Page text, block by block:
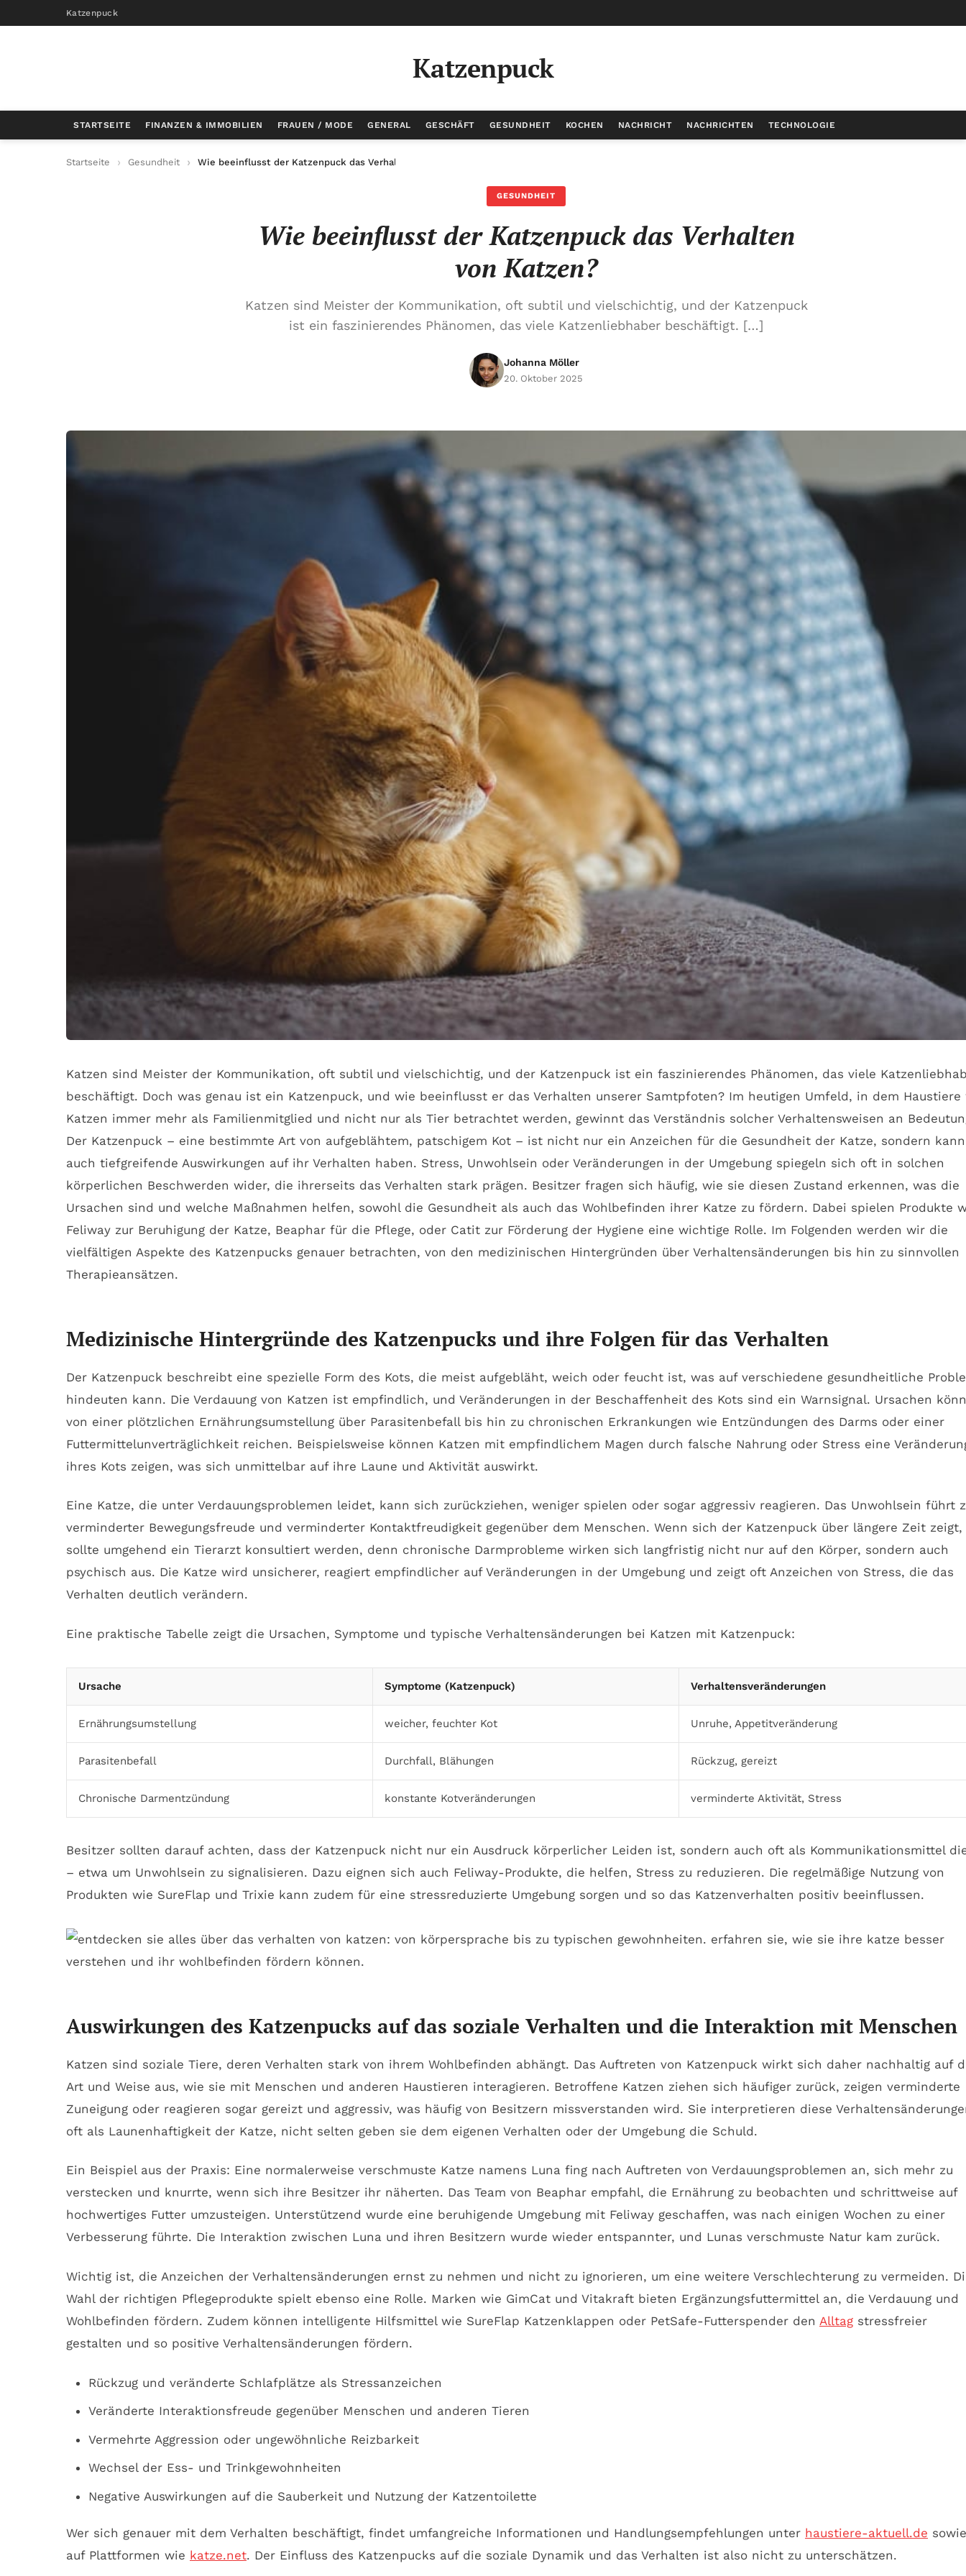
Katzenpuck
Katzenpuck
STARTSEITE FINANZEN & IMMOBILIEN FRAUEN / MODE GENERAL GESCHÄFT GESUNDHEIT KOCHEN NACHRICHT NACHRICHTEN TECHNOLOGIE
Startseite Gesundheit Wie beeinflusst der Katzenpuck das Verhalten von Katzen?
GESUNDHEIT
Wie beeinflusst der Katzenpuck das Verhalten
von Katzen?
Katzen sind Meister der Kommunikation, oft subtil und vielschichtig, und der Katzenpuck
ist ein faszinierendes Phänomen, das viele Katzenliebhaber beschäftigt. […]
Johanna Möller
20. Oktober 2025
Katzen sind Meister der Kommunikation, oft subtil und vielschichtig, und der Katzenpuck ist ein faszinierendes Phänomen, das viele
beschäftigt. Doch was genau ist ein Katzenpuck, und wie beeinflusst er das Verhalten unserer Samtpfoten? Im heutigen Umfeld, in dem Haustiere
Katzen immer mehr als Familienmitglied und nicht nur als Tier betrachtet werden, gewinnt das Verständnis solcher Verhaltensweisen an
Der Katzenpuck – eine bestimmte Art von aufgeblähtem, patschigem Kot – ist nicht nur ein Anzeichen für die Gesundheit der Katze, sondern kann
auch tiefgreifende Auswirkungen auf ihr Verhalten haben. Stress, Unwohlsein oder Veränderungen in der Umgebung spiegeln sich oft in solchen
körperlichen Beschwerden wider, die ihrerseits das Verhalten stark prägen. Besitzer fragen sich häufig, wie sie diesen Zustand erkennen, was die
Ursachen sind und welche Maßnahmen helfen, sowohl die Gesundheit als auch das Wohlbefinden ihrer Katze zu fördern. Dabei spielen Produkte
Feliway zur Beruhigung der Katze, Beaphar für die Pflege, oder Catit zur Förderung der Hygiene eine wichtige Rolle. Im Folgenden werden wir die
vielfältigen Aspekte des Katzenpucks genauer betrachten, von den medizinischen Hintergründen über Verhaltensänderungen bis hin zu sinnvollen
Therapieansätzen.
Medizinische Hintergründe des Katzenpucks und ihre Folgen für das Verhalten
Der Katzenpuck beschreibt eine spezielle Form des Kots, die meist aufgebläht, weich oder feucht ist, was auf verschiedene gesundheitliche
hindeuten kann. Die Verdauung von Katzen ist empfindlich, und Veränderungen in der Beschaffenheit des Kots sind ein Warnsignal. Ursachen
von einer plötzlichen Ernährungsumstellung über Parasitenbefall bis hin zu chronischen Erkrankungen wie Entzündungen des Darms oder einer
Futtermittelunverträglichkeit reichen. Beispielsweise können Katzen mit empfindlichem Magen durch falsche Nahrung oder Stress eine
ihres Kots zeigen, was sich unmittelbar auf ihre Laune und Aktivität auswirkt.
Eine Katze, die unter Verdauungsproblemen leidet, kann sich zurückziehen, weniger spielen oder sogar aggressiv reagieren. Das Unwohlsein führt
verminderter Bewegungsfreude und verminderter Kontaktfreudigkeit gegenüber dem Menschen. Wenn sich der Katzenpuck über längere Zeit zeigt,
sollte umgehend ein Tierarzt konsultiert werden, denn chronische Darmprobleme wirken sich langfristig nicht nur auf den Körper, sondern auch
psychisch aus. Die Katze wird unsicherer, reagiert empfindlicher auf Veränderungen in der Umgebung und zeigt oft Anzeichen von Stress, die das
Verhalten deutlich verändern.
Eine praktische Tabelle zeigt die Ursachen, Symptome und typische Verhaltensänderungen bei Katzen mit Katzenpuck:
Ursache Symptome (Katzenpuck) Verhaltensveränderungen
Ernährungsumstellung weicher, feuchter Kot Unruhe, Appetitveränderung
Parasitenbefall Durchfall, Blähungen Rückzug, gereizt
Chronische Darmentzündung konstante Kotveränderungen verminderte Aktivität, Stress
Besitzer sollten darauf achten, dass der Katzenpuck nicht nur ein Ausdruck körperlicher Leiden ist, sondern auch oft als Kommunikationsmittel
– etwa um Unwohlsein zu signalisieren. Dazu eignen sich auch Feliway-Produkte, die helfen, Stress zu reduzieren. Die regelmäßige Nutzung von
Produkten wie SureFlap und Trixie kann zudem für eine stressreduzierte Umgebung sorgen und so das Katzenverhalten positiv beeinflussen.
Auswirkungen des Katzenpucks auf das soziale Verhalten und die Interaktion mit Menschen
Katzen sind soziale Tiere, deren Verhalten stark von ihrem Wohlbefinden abhängt. Das Auftreten von Katzenpuck wirkt sich daher nachhaltig auf
Art und Weise aus, wie sie mit Menschen und anderen Haustieren interagieren. Betroffene Katzen ziehen sich häufiger zurück, zeigen verminderte
Zuneigung oder reagieren sogar gereizt und aggressiv, was häufig von Besitzern missverstanden wird. Sie interpretieren diese
oft als Launenhaftigkeit der Katze, nicht selten geben sie dem eigenen Verhalten oder der Umgebung die Schuld.
Ein Beispiel aus der Praxis: Eine normalerweise verschmuste Katze namens Luna fing nach Auftreten von Verdauungsproblemen an, sich mehr zu
verstecken und knurrte, wenn sich ihre Besitzer ihr näherten. Das Team von Beaphar empfahl, die Ernährung zu beobachten und schrittweise auf
hochwertiges Futter umzusteigen. Unterstützend wurde eine beruhigende Umgebung mit Feliway geschaffen, was nach einigen Wochen zu einer
Verbesserung führte. Die Interaktion zwischen Luna und ihren Besitzern wurde wieder entspannter, und Lunas verschmuste Natur kam zurück.
Wichtig ist, die Anzeichen der Verhaltensänderungen ernst zu nehmen und nicht zu ignorieren, um eine weitere Verschlechterung zu vermeiden.
Wahl der richtigen Pflegeprodukte spielt ebenso eine Rolle. Marken wie GimCat und Vitakraft bieten Ergänzungsfuttermittel an, die Verdauung und
Wohlbefinden fördern. Zudem können intelligente Hilfsmittel wie SureFlap Katzenklappen oder PetSafe-Futterspender den Alltag stressfreier
gestalten und so positive Verhaltensänderungen fördern.
Rückzug und veränderte Schlafplätze als Stressanzeichen
Veränderte Interaktionsfreude gegenüber Menschen und anderen Tieren
Vermehrte Aggression oder ungewöhnliche Reizbarkeit
Wechsel der Ess- und Trinkgewohnheiten
Negative Auswirkungen auf die Sauberkeit und Nutzung der Katzentoilette
Wer sich genauer mit dem Verhalten beschäftigt, findet umfangreiche Informationen und Handlungsempfehlungen unter haustiere-aktuell.de sowie
auf Plattformen wie katze.net. Der Einfluss des Katzenpucks auf die soziale Dynamik und das Verhalten ist also nicht zu unterschätzen.